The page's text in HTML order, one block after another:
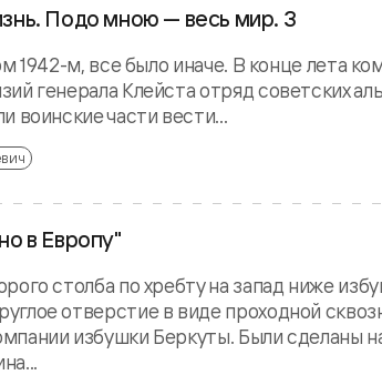
Подо мною — весь мир. 3
1942-м, все было иначе. В конце лета
генерала Клейста отряд советских
воинские части вести...
в Европу"
столба по хребту на запад ниже
отверстие в виде проходной
избушки Беркуты. Были сделаны